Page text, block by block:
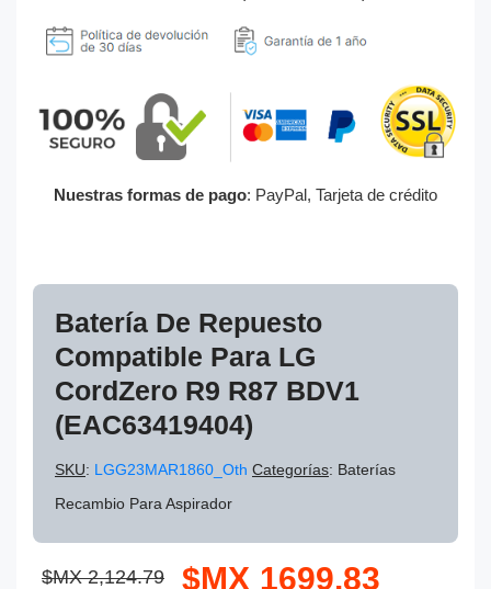
Nuestras formas de pago: PayPal, Tarjeta de crédito
Batería De Repuesto
Compatible Para LG
CordZero R9 R87 BDV1
(EAC63419404)
SKU: LGG23MAR1860_Oth Categorías: Baterías
Recambio Para Aspirador
$MX 2,124.79 $MX 1699.83